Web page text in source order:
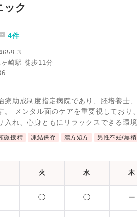
ック
4件
3
崎駅 徒歩11分
療助成制度指定病院であり、胚培養士
。 メンタル面のケアを重要視してお
入れ、心身ともにリラックスできる環
微授精 凍結保存 漢方処方 男性不妊/無
火 水 木
◯ ◯ ー